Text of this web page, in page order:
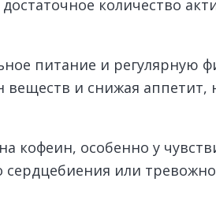
количество
питание и регулярную
и снижая аппетит,
особенно у
или